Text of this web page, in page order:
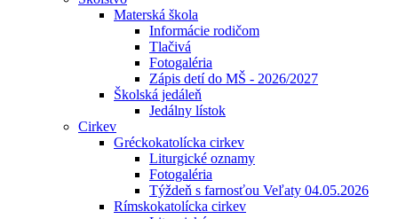
Materská škola
Informácie rodičom
Tlačivá
Fotogaléria
Zápis detí do MŠ - 2026/2027
Školská jedáleň
Jedálny lístok
Cirkev
Gréckokatolícka cirkev
Liturgické oznamy
Fotogaléria
Týždeň s farnosťou Veľaty 04.05.2026
Rímskokatolícka cirkev